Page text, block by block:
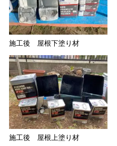
施工後 屋根下塗り材
施工後 屋根上塗り材